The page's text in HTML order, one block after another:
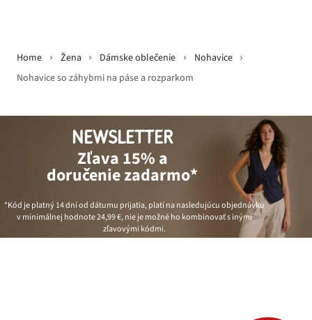
Home Žena Dámske oblečenie
Nohavice
Nohavice so záhybmi na páse a rozparkom
NEWSLETTER
Zľava 15% a
doručenie zadarmo*
*Kód je platný 14 dní od dátumu prijatia, platí na nasledujúcu objednávku
v minimálnej hodnote24,99 €, nie je možné ho kombinovať s inými
zľavovými kódmi.